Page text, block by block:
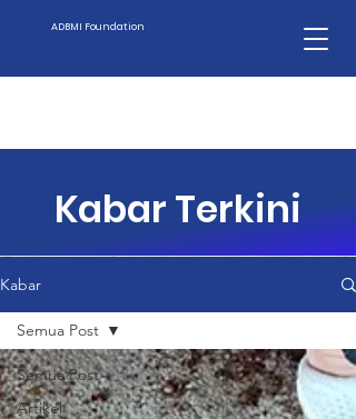
ADBMI Foundation
Kabar Terkini
Kabar
Semua Post
Artikel
Semua Post